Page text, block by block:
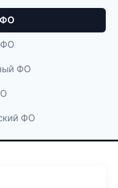
ФО
ФО
ФО
ФО